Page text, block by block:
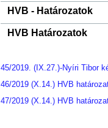
HVB - Határozatok
HVB Határozatok
45/2019. (IX.27.)-Nyíri Tibor
46/2019 (X.14.) HVB
47/2019 (X.14.) HVB